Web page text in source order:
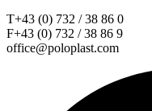
T+43 (0) 732 / 38 86 0
F+43 (0) 732 / 38 86 9
office@poloplast.com